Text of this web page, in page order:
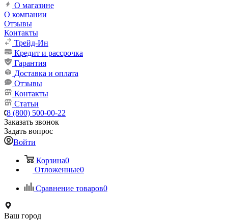
О магазине
О компании
Отзывы
Контакты
Трейд-Ин
Кредит и рассрочка
Гарантия
Доставка и оплата
Отзывы
Контакты
Статьи
8 (800) 500-00-22
Заказать звонок
Задать вопрос
Войти
Корзина0
Отложенные0
Сравнение товаров0
Ваш город